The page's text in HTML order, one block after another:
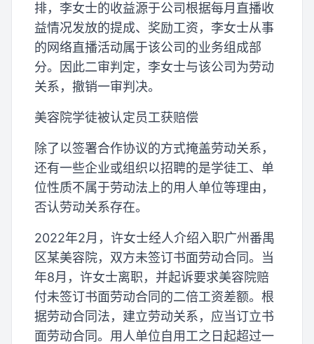
排，李女士的收益源于公司根据每月直播收
益情况发放的提成、奖励工资，李女士从事
的网络直播活动属于该公司的业务组成部
分。因此二审判定，李女士与该公司为劳动
关系，撤销一审判决。
美容院学徒被认定员工获赔偿
除了以签署合作协议的方式掩盖劳动关系，
还有一些企业或组织以招聘的是学徒工、单
位性质不属于劳动法上的用人单位等理由，
否认劳动关系存在。
2022年2月，许女士经人介绍入职广州番禺
区某美容院，双方未签订书面劳动合同。当
年8月，许女士离职，并起诉要求美容院赔
付未签订书面劳动合同的二倍工资差额。根
据劳动合同法，建立劳动关系，应当订立书
面劳动合同。用人单位自用工之日起超过一